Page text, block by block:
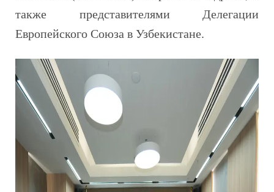
также представителями Делегации
Европейского Союза в Узбекистане.